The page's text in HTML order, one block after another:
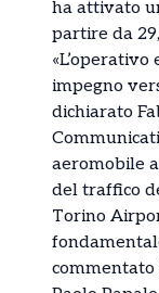
ha attivato
partire da
impegno
dichiarato
aeromobile
del traffico
Torino